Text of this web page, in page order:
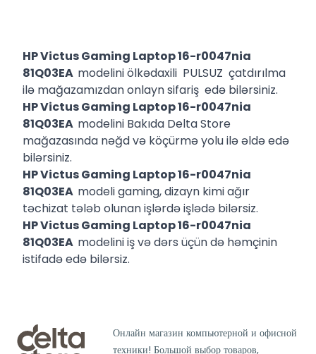
HP Victus Gaming Laptop 16-r0047nia
81Q03EA modelini ölkədaxili PULSUZ çatdırılma
ilə mağazamızdan onlayn sifariş edə bilərsiniz.
HP Victus Gaming Laptop 16-r0047nia
81Q03EA modelini Bakıda Delta Store
mağazasında nəğd və köçürmə yolu ilə əldə edə
bilərsiniz.
HP Victus Gaming Laptop 16-r0047nia
81Q03EA modeli gaming, dizayn kimi ağır
təchizat tələb olunan işlərdə işlədə bilərsiz.
HP Victus Gaming Laptop 16-r0047nia
81Q03EA modelini iş və dərs üçün də həmçinin
istifadə edə bilərsiz.
Онлайн магазин компьютерной и офисной
техники! Большой выбор товаров,